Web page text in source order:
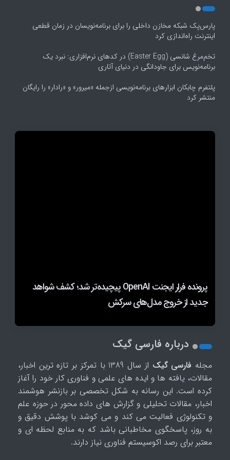
پارس‌پک شبکه مخازن داخلی را برای برنامه‌نویسان در زمان قطعی
اینترنت راه‌اندازی کرد
تخم‌مرغ شانسی (Easter Egg) در کدهای نرم‌افزاری: نبرد یک
برنامه‌نویس برای جاودانگی در دنیای آتاری
پلتفرم چابکان ابزارهای برنامه‌نویسی ازجمله «میرور» و «رادار» را رایگان
منتشر کرد
پرونده فرار ایجنت OpenAI پیچیده‌تر شد؛ کشف شواهد
جدید از خروج مدل‌های سرکش
شرکت‌های هوش مصنوعی برای آموزش مدل‌ها درحال
نابودی میلیون‌ها کتاب چاپی هستند
نتیجه آزمایش جدید: مدل‌های هوش مصنوعی برای
کسب سود به تبانی و فریب روی آوردند
چگونه از هوش مصنوعی سوال کنیم؟ آموزش
پرامپت‌نویسی حرفه‌ای
درباره فارسی گیک
مجله فارسی گیک
از سال 1389 با تمرکز بر تازه ترین اخبار،
مقالات، یافته ها و ایده های علمی و فناوری کار خود را آغاز
کرده است. این رسانه به شکل تخصصی بر بازنشر هوشمند
اخبار، مقالات تحلیلی و گزارش های داده محور در حوزه علم
و تکنولوژی فعالیت می کند و می کوشد با پوشش دقیق و
به روز، پاسخگوی مخاطبانی باشد که به منابع لحظه ای و
معتبر برای رصد اکوسیستم فناوری نیاز دارند.